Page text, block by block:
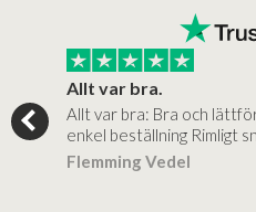
Allt var bra.
Allt var bra: Bra och
enkel beställning Rimligt
Flemming Vedel